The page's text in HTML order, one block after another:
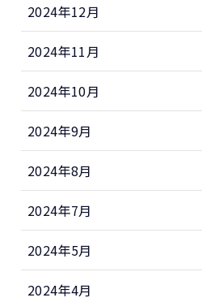
2024年12月
2024年11月
2024年10月
2024年9月
2024年8月
2024年7月
2024年5月
2024年4月